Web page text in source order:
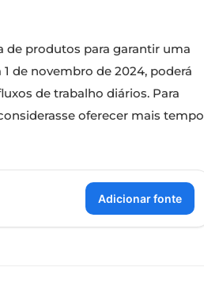
produtos para garantir uma
de novembro de 2024, poderá
de trabalho diários. Para
oferecer mais tempo
Adicionar fonte